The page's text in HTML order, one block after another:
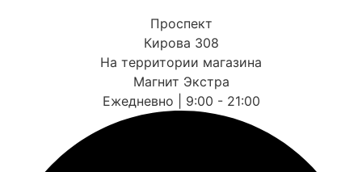
Проспект
Кирова 308
На территории магазина
Магнит Экстра
Ежедневно | 9:00 - 21:00